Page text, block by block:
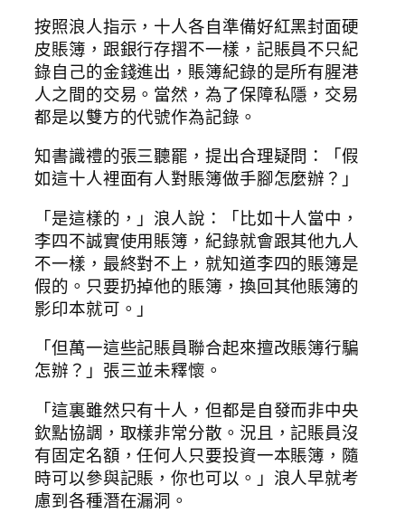
按照浪人指示，十人各自準備好紅黑封面硬
皮賬簿，跟銀行存摺不一樣，記賬員不只紀
錄自己的金錢進出，賬簿紀錄的是所有腥港
人之間的交易。當然，為了保障私隱，交易
都是以雙方的代號作為記錄。
知書識禮的張三聽罷，提出合理疑問：「假
如這十人裡面有人對賬簿做手腳怎麼辦？」
「是這樣的，」浪人說：「比如十人當中，
李四不誠實使用賬簿，紀錄就會跟其他九人
不一樣，最終對不上，就知道李四的賬簿是
假的。只要扔掉他的賬簿，換回其他賬簿的
影印本就可。」
「但萬一這些記賬員聯合起來擅改賬簿行騙
怎辦？」張三並未釋懷。
「這裏雖然只有十人，但都是自發而非中央
欽點協調，取樣非常分散。況且，記賬員沒
有固定名額，任何人只要投資一本賬簿，隨
時可以參與記賬，你也可以。」浪人早就考
慮到各種潛在漏洞。